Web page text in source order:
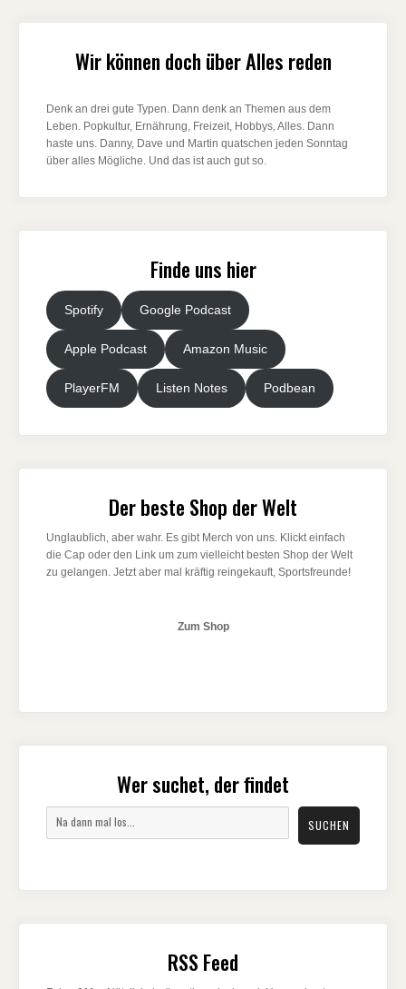
Wir können doch über Alles reden
Denk an drei gute Typen. Dann denk an Themen aus dem
Leben. Popkultur, Ernährung, Freizeit, Hobbys, Alles. Dann
haste uns. Danny, Dave und Martin quatschen jeden Sonntag
über alles Mögliche. Und das ist auch gut so.
Finde uns hier
Spotify Google Podcast
Apple Podcast Amazon Music
PlayerFM Listen Notes Podbean
Der beste Shop der Welt
Unglaublich, aber wahr. Es gibt Merch von uns. Klickt einfach
die Cap oder den Link um zum vielleicht besten Shop der Welt
zu gelangen. Jetzt aber mal kräftig reingekauft, Sportsfreunde!
Zum Shop
Wer suchet, der findet
SUCHEN
RSS Feed